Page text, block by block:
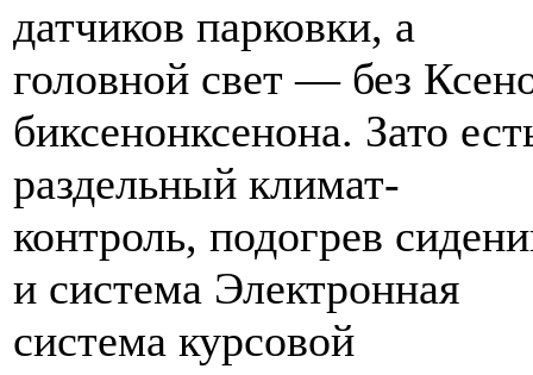
датчиков парковки, а
головной свет — без
биксенонксенона. Зато
раздельный климат-
контроль, подогрев
и система Электронная
система курсовой